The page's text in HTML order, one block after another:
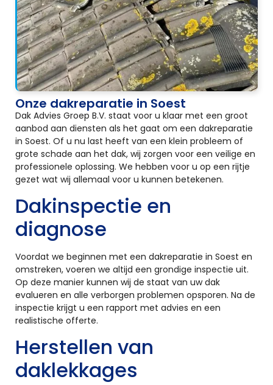
Onze dakreparatie in Soest
Dak Advies Groep B.V. staat voor u klaar met een groot
aanbod aan diensten als het gaat om een dakreparatie
in Soest. Of u nu last heeft van een klein probleem of
grote schade aan het dak, wij zorgen voor een veilige en
professionele oplossing. We hebben voor u op een rijtje
gezet wat wij allemaal voor u kunnen betekenen.
Dakinspectie en
diagnose
Voordat we beginnen met een dakreparatie in Soest en
omstreken, voeren we altijd een grondige inspectie uit.
Op deze manier kunnen wij de staat van uw dak
evalueren en alle verborgen problemen opsporen. Na de
inspectie krijgt u een rapport met advies en een
realistische offerte.
Herstellen van
daklekkages